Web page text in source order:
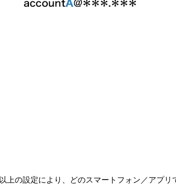
以上の設定により、どのスマートフォン／アプリ